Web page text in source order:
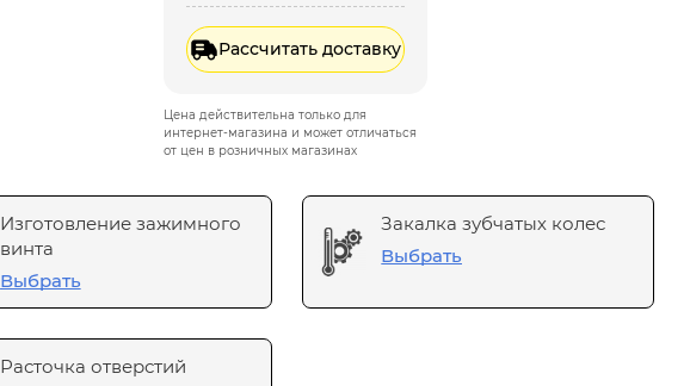
Рассчитать доставку
Цена действительна только для
интернет-магазина и может отличаться
от цен в розничных магазинах
Изготовление зажимного
винта
Выбрать
Закалка зубчатых колес
Выбрать
Расточка отверстий